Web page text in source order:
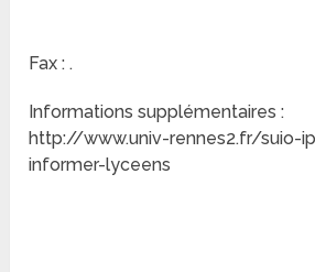
Fax : .
Informations supplémentaires :
http://www.univ-rennes2.fr/suio-
informer-lyceens